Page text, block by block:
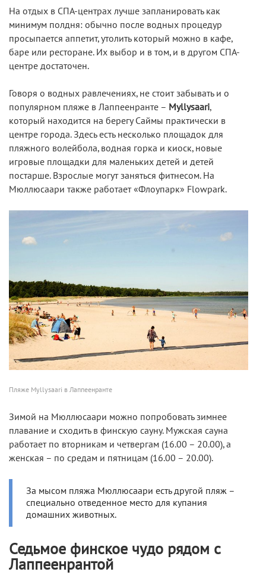
На отдых в СПА-центрах лучше запланировать как
минимум полдня: обычно после водных процедур
просыпается аппетит, утолить который можно в кафе,
баре или ресторане. Их выбор и в том, и в другом СПА-
центре достаточен.
Говоря о водных равлечениях, не стоит забывать и о
популярном пляже в Лаппеенранте – Myllysaari,
который находится на берегу Саймы практически в
центре города. Здесь есть несколько площадок для
пляжного волейбола, водная горка и киоск, новые
игровые площадки для маленьких детей и детей
постарше. Взрослые могут заняться фитнесом. На
Мюллюсаари также работает «Флоупарк» Flowpark.
Пляже Myllysaari в Лаппеенранте
Зимой на Мюллюсаари можно попробовать зимнее
плавание и сходить в финскую сауну. Мужская сауна
работает по вторникам и четвергам (16.00 – 20.00), а
женская – по средам и пятницам (16.00 – 20.00).
За мысом пляжа Мюллюсаари есть другой пляж –
специально отведенное место для купания
домашних животных.
Седьмое финское чудо рядом с
Лаппеенрантой